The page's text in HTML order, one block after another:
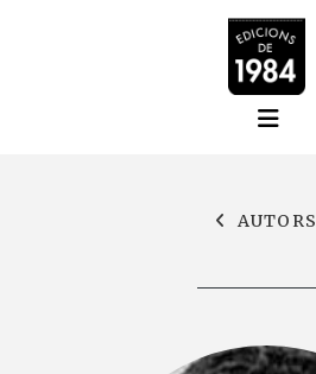
AUTORS